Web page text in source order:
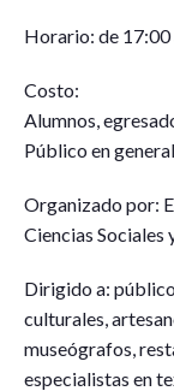
Horario: de 17:00
Costo:
Alumnos,
Público en
Organizado por:
Ciencias Sociales
Dirigido a:
culturales,
museógrafos,
especialistas en